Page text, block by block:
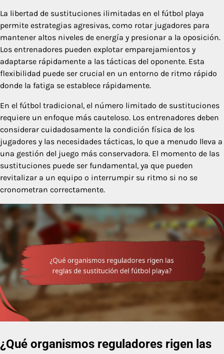
La libertad de sustituciones ilimitadas en el fútbol playa
permite estrategias agresivas, como rotar jugadores para
mantener altos niveles de energía y presionar a la oposición.
Los entrenadores pueden explotar emparejamientos y
adaptarse rápidamente a las tácticas del oponente. Esta
flexibilidad puede ser crucial en un entorno de ritmo rápido
donde la fatiga se establece rápidamente.
En el fútbol tradicional, el número limitado de sustituciones
requiere un enfoque más cauteloso. Los entrenadores deben
considerar cuidadosamente la condición física de los
jugadores y las necesidades tácticas, lo que a menudo lleva a
una gestión del juego más conservadora. El momento de las
sustituciones puede ser fundamental, ya que pueden
revitalizar a un equipo o interrumpir su ritmo si no se
cronometran correctamente.
¿Qué organismos reguladores rigen las